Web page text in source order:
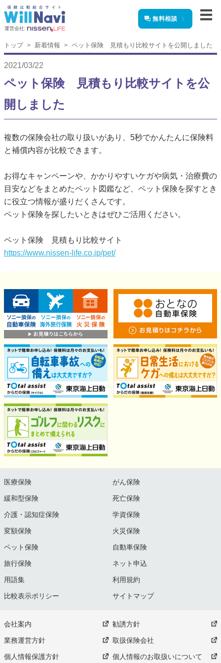
運営会社:
無料相談
トップ 新着情報 ペット保険 見積もり比較サイトを公開しました
2021/03/22
ペット保険 見積もり比較サイトを公
開しました
複数の保険会社の取り扱いがあり、5秒でかんたんに保険料
と補償内容が比較できます。
お得なキャンペーンや、かかりやすいケガや病気・治療費の
目安などをまとめたペット図鑑など、ペット保険を探すとき
に役立つ情報が盛りだくさんです。
ペット保険を探したいときはぜひご活用ください。
ペット保険 見積もり比較サイト
https://www.nissen-life.co.jp/pet/
医療保険 がん保険
緩和型保険 死亡保険
介護・認知症保険 学資保険
変額保険 火災保険
ペット保険 自動車保険
旅行保険 ネット申込
用語集 利用規約
比較表示ポリシー サイトマップ
会社案内 勧誘方針
業務運営方針 取扱保険会社
個人情報保護方針 個人情報のお取扱いについて